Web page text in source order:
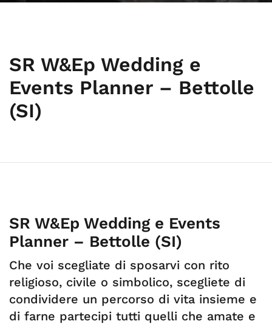
SR W&Ep Wedding e
Events Planner – Bettolle
(SI)
SR W&Ep Wedding e Events
Planner – Bettolle (SI)
Che voi scegliate di sposarvi con rito
religioso, civile o simbolico, scegliete di
condividere un percorso di vita insieme e
di farne partecipi tutti quelli che amate e